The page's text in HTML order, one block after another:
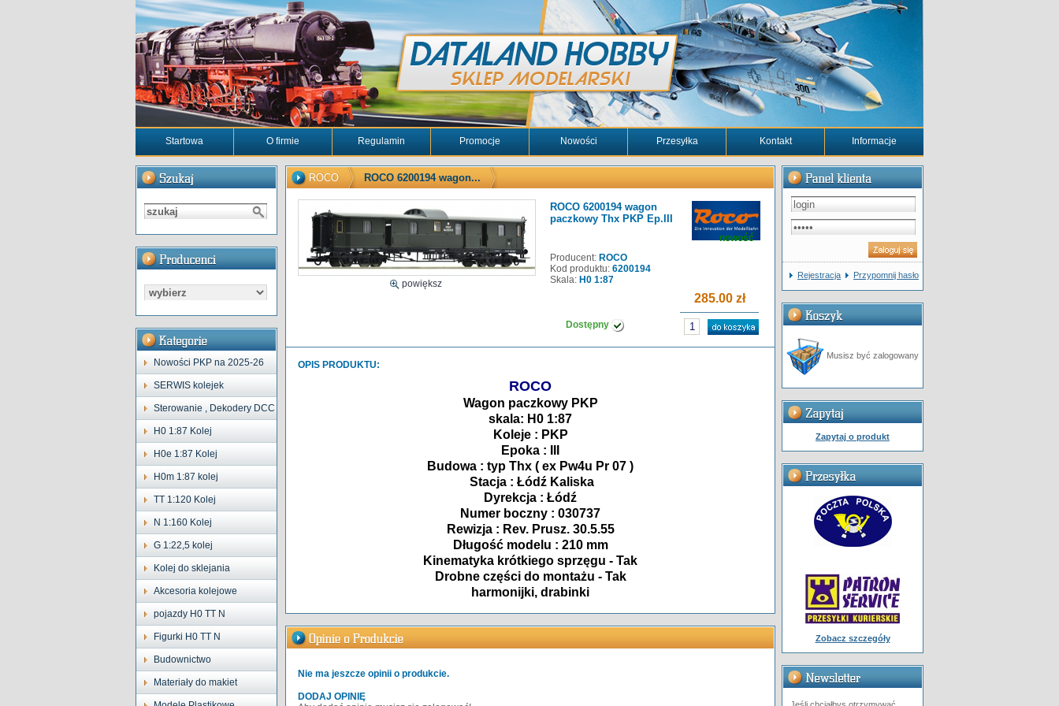
Startowa O firmie Regulamin Promocje Nowości Przesyłka Kontakt Informacje
Nowości PKP na 2025-26
SERWIS kolejek
Sterowanie , Dekodery DCC
H0 1:87 Kolej
H0e 1:87 Kolej
H0m 1:87 kolej
TT 1:120 Kolej
N 1:160 Kolej
G 1:22,5 kolej
Kolej do sklejania
Akcesoria kolejowe
pojazdy H0 TT N
Figurki H0 TT N
Budownictwo
Materiały do makiet
ROCO ROCO 6200194 wagon...
powiększ
ROCO 6200194 wagon
paczkowy Thx PKP Ep.III
Producent: ROCO
Kod produktu: 6200194
Skala: H0 1:87
285.00 zł
nowość
Dostępny
OPIS PRODUKTU:
ROCO
Wagon paczkowy PKP
skala: H0 1:87
Koleje : PKP
Epoka : III
Budowa : typ Thx ( ex Pw4u Pr 07 )
Stacja : Łódź Kaliska
Dyrekcja : Łódź
Numer boczny : 030737
Rewizja : Rev. Prusz. 30.5.55
Długość modelu : 210 mm
Kinematyka krótkiego sprzęgu - Tak
Drobne części do montażu - Tak
harmonijki, drabinki
Nie ma jeszcze opinii o produkcie.
DODAJ OPINIĘ
Rejestracja Przypomnij hasło
Musisz być zalogowany
Zapytaj o produkt
Zobacz szczegóły